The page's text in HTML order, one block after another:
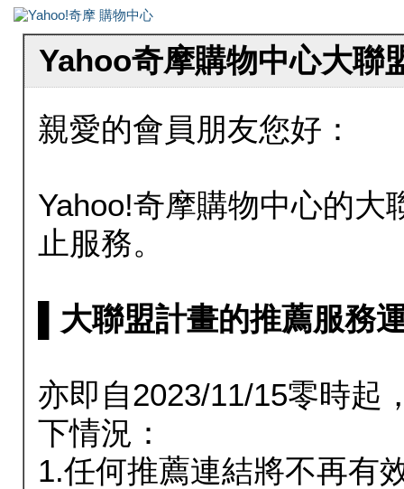
Yahoo奇摩購物中心大聯
親愛的會員朋友您好：
Yahoo!奇摩購物中心的大
止服務。
▌大聯盟計畫的推薦服務
亦即自2023/11/15零時起
下情況：
1.任何推薦連結將不再有